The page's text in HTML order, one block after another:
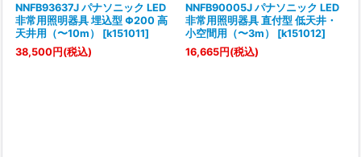
NNFB93637J パナソニック LED
非常用照明器具 埋込型 Φ200 高
天井用（〜10m）
[k151011]
38,500円 (税込)
NNFB90005J パナソニック LED
非常用照明器具 直付型 低天井・
小空間用（〜3m）
[k151012]
16,665円 (税込)